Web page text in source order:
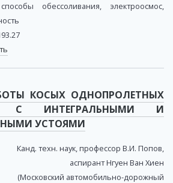
обессоливания, электроосмос,
КОСЫХ ОДНОПРОЛЕТНЫХ
С ИНТЕГРАЛЬНЫМИ И
УСТОЯМИ
Канд. техн. наук, профессор В.И. Попов,
аспирант Нгуен Ван Хиен
(Московский автомобильно-дорожный